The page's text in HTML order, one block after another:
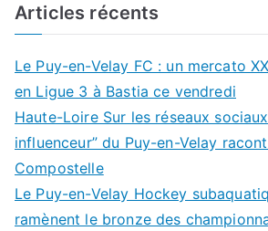
Articles récents
Le Puy-en-Velay FC : un mercato
en Ligue 3 à Bastia ce vendredi
Haute-Loire Sur les réseaux
influenceur” du Puy-en-Velay
Compostelle
Le Puy-en-Velay Hockey
ramènent le bronze des